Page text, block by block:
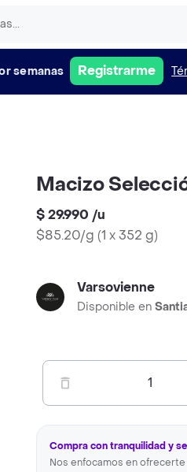
semanas Registrarme
Macizo
$ 29.990 /u
$85.20/g (1 x 352 g)
Varsovienne
Disponible en
1
Compra con tranquilidad y
Nos enfocamos en